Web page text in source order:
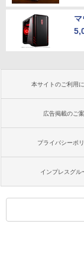
本サイトのご利用
広告掲載のご
プライバシーポ
インプレスグル